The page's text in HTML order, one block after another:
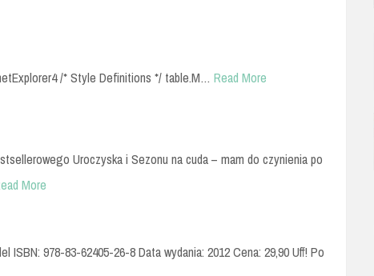
/* Style Definitions */ table.M… Read More
Uroczyska i Sezonu na cuda – mam do czynienia po
More
ISBN: 978-83-62405-26-8 Data wydania: 2012 Cena: 29,90 Uff! Po